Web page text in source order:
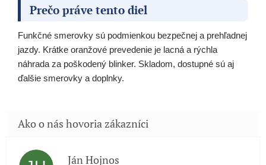
Prečo práve tento diel
Funkčné smerovky sú podmienkou bezpečnej a prehľadnej
jazdy. Krátke oranžové prevedenie je lacná a rýchla
náhrada za poškodený blinker. Skladom, dostupné sú aj
ďalšie smerovky a doplnky.
Ján Hojnos